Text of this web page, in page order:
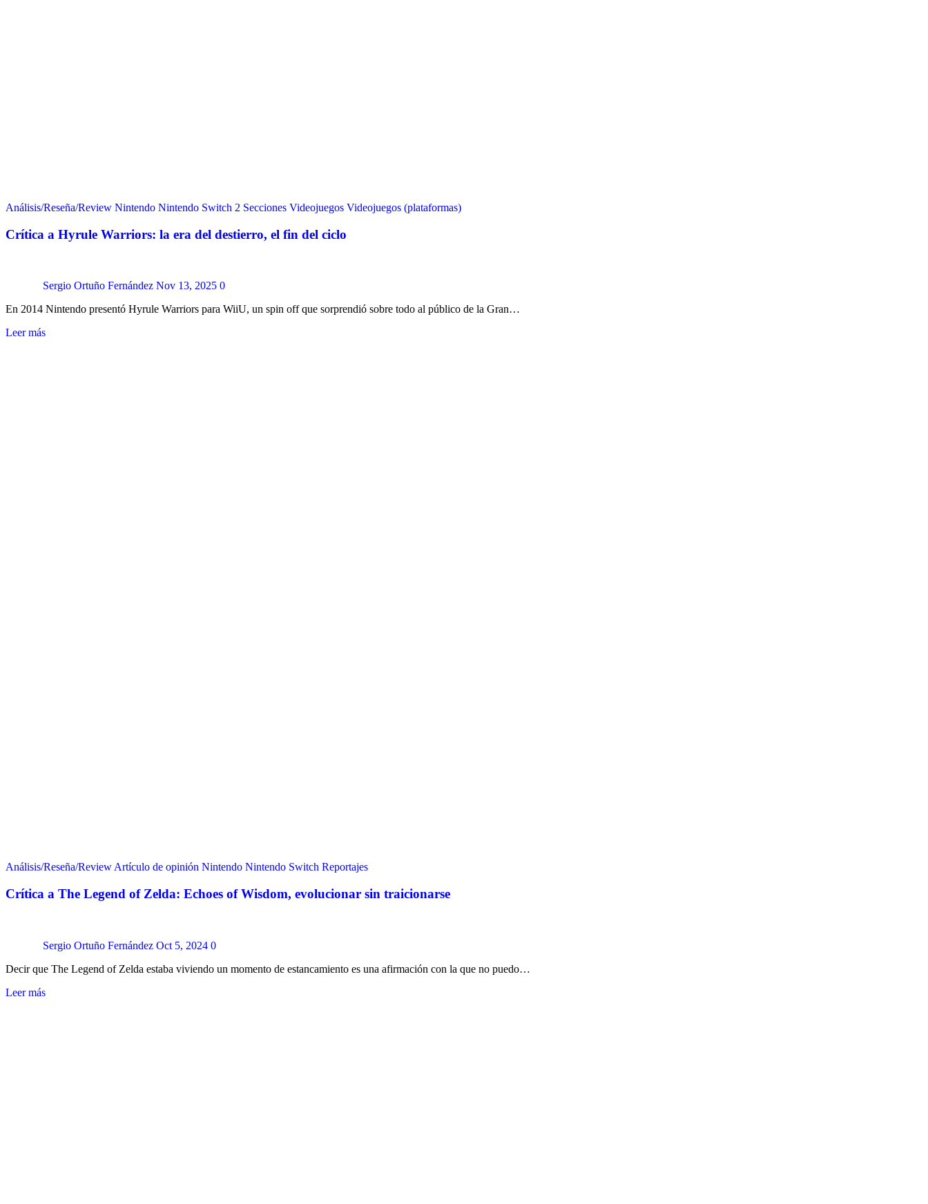
Análisis/Reseña/Review Nintendo Nintendo Switch 2 Secciones Videojuegos Videojuegos (plataformas)
Crítica a Hyrule Warriors: la era del destierro, el fin del ciclo
Sergio Ortuño Fernández Nov 13, 2025 0
En 2014 Nintendo presentó Hyrule Warriors para WiiU, un spin off que sorprendió sobre todo al público de la Gran…
Leer más
Análisis/Reseña/ReviewArtículo de opinión Nintendo Nintendo Switch Reportajes
Crítica a The Legend of Zelda: Echoes of Wisdom, evolucionar sin traicionarse
Sergio Ortuño Fernández Oct 5, 2024 0
Decir que The Legend of Zelda estaba viviendo un momento de estancamiento es una afirmación con la que no puedo…
Leer más